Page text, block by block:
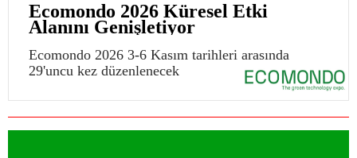
Ecomondo 2026 Küresel Etki
Alanını Genişletiyor
Ecomondo 2026 3-6 Kasım tarihleri arasında
29'uncu kez düzenlenecek